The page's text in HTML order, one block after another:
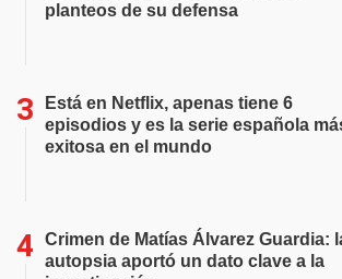
planteos de su defensa
Está en Netflix, apenas tiene 6
episodios y es la serie española
exitosa en el mundo
Crimen de Matías Álvarez Guardia:
autopsia aportó un dato clave a la